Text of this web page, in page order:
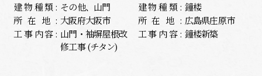
建物種類: その他、山門
所在地: 大阪府大阪市
工事内容: 山門・袖塀屋根改
修工事 (チタン)
建物種類: 鐘楼
所在地: 広島県庄原市
工事内容: 鐘楼新築